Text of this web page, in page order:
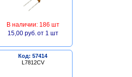
В наличии: 186 шт
15,00 руб. от 1 шт
Код: 57414
L7812CV